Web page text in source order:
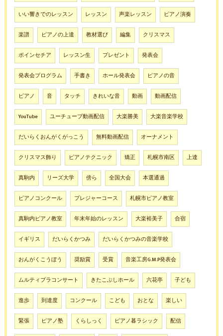
いい響きでのレッスン レッスン 声楽レッスン ピアノ演奏
楽譜 ピアノの上達 教材選び 編集 クリスマス
ポインセチア レッスン生 プレゼント 発表会
発表会プログラム 手書き ホール発表会 ピアノの音
ピアノ 音 タッチ きれいな音 動画 動画配信
YouTube ユーチューブ動画配信 大楽勝美 大楽音楽学校
だいらくおんがくがっこう 無料動画配信 オーナメント
クリスマス飾り ピアノテクニック 矯正 札幌市南区 上達
真駒内 リーズ大学 傍ら 全国大会 本選通過
ピアノコンクール プレジャーコース 札幌市ピアノ教室
真駒内ピアノ教室 年末年始のレッスン 大楽裕美子 合宿
イギリス だいらくかつみ だいらくかつみの音楽学校
おんがくこうぼう 奨励賞 受賞 音楽工房G.M.P発表会
ムルティプラコンサート きたこぶしホール 六花亭 子ども
進歩 到達度 コンクール こども おとな 楽しい
緊張 ピアノ塾 くらしっく ピアノ暮ラシック 配信